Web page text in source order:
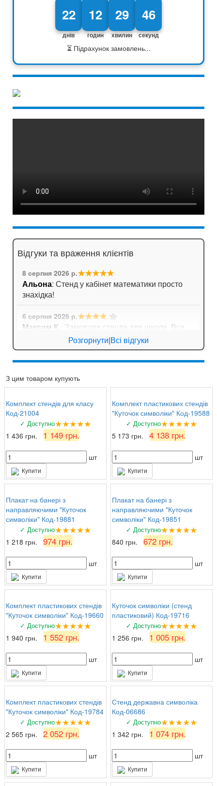
22
днів
12
годин
29
хвилин
45
секунд
⏳ Підрахунок замовлень...
Відгуки та враження клієнтів
8 серпня 2026 р.★★★★★
Альона: Стенд у кабінет математики просто
знахідка!
6 серпня 2026 р.★★★★ ☆
Максим К. : Замовляв стенди для школи. Все
приїхало дуже оперативно, навіть не довелося
довго чекати!
Андрій Павлович
формулами для кабінету математики. Тут
знайшли ідеальний варіант!
Розгорнути|Всі відгуки
З цим товаром купують
Комплект стендів для класу
Код-21004
✓ Доступно★★★★★
1 436 грн. 1 149 грн.
шт
Купити
Комплект пластикових стендів
"Куточок символіки" Код-19588
✓ Доступно★★★★★
5 173 грн. 4 138 грн.
шт
Купити
Плакат на банері з
направляючими "Куточок
символіки" Код-19881
✓ Доступно★★★★★
1 218 грн. 974 грн.
шт
Купити
Плакат на банері з
направляючими "Куточок
символіки" Код-19851
✓ Доступно★★★★★
840 грн. 672 грн.
шт
Купити
Комплект пластикових стендів
"Куточок символіки" Код-19660
✓ Доступно★★★★★
1 940 грн. 1 552 грн.
шт
Купити
Куточок символіки (стенд
пластиковий) Код-19716
✓ Доступно★★★★★
1 256 грн. 1 005 грн.
шт
Купити
Комплект пластикових стендів
"Куточок символіки" Код-19784
✓ Доступно★★★★★
2 565 грн. 2 052 грн.
шт
Купити
Стенд державна символіка
Код-06686
✓ Доступно★★★★★
1 342 грн. 1 074 грн.
шт
Купити